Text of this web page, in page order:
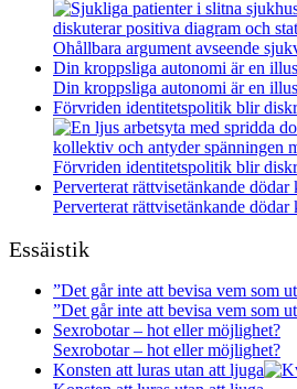
Ohållbara argument avseende
Din kroppsliga autonomi är en
Din kroppsliga autonomi är en
Förvriden identitetspolitik blir
Förvriden identitetspolitik blir
Perverterat rättvisetänkande dödar
Perverterat rättvisetänkande dödar
Essäistik
”Det går inte att bevisa vem som
”Det går inte att bevisa vem som
Sexrobotar – hot eller möjlighet?
Sexrobotar – hot eller möjlighet?
Konsten att luras utan att ljuga